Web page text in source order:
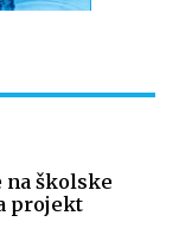
na školske
projekt